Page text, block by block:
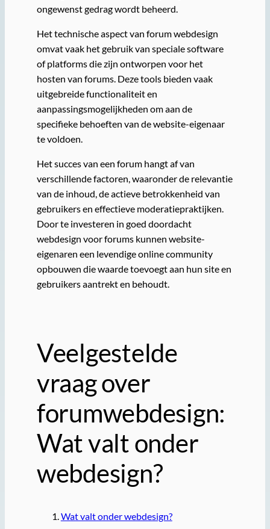
ongewenst gedrag wordt beheerd.
Het technische aspect van forum webdesign
omvat vaak het gebruik van speciale software
of platforms die zijn ontworpen voor het
hosten van forums. Deze tools bieden vaak
uitgebreide functionaliteit en
aanpassingsmogelijkheden om aan de
specifieke behoeften van de website-eigenaar
te voldoen.
Het succes van een forum hangt af van
verschillende factoren, waaronder de relevantie
van de inhoud, de actieve betrokkenheid van
gebruikers en effectieve moderatiepraktijken.
Door te investeren in goed doordacht
webdesign voor forums kunnen website-
eigenaren een levendige online community
opbouwen die waarde toevoegt aan hun site en
gebruikers aantrekt en behoudt.
Veelgestelde
vraag over
forumwebdesign:
Wat valt onder
webdesign?
Wat valt onder webdesign?